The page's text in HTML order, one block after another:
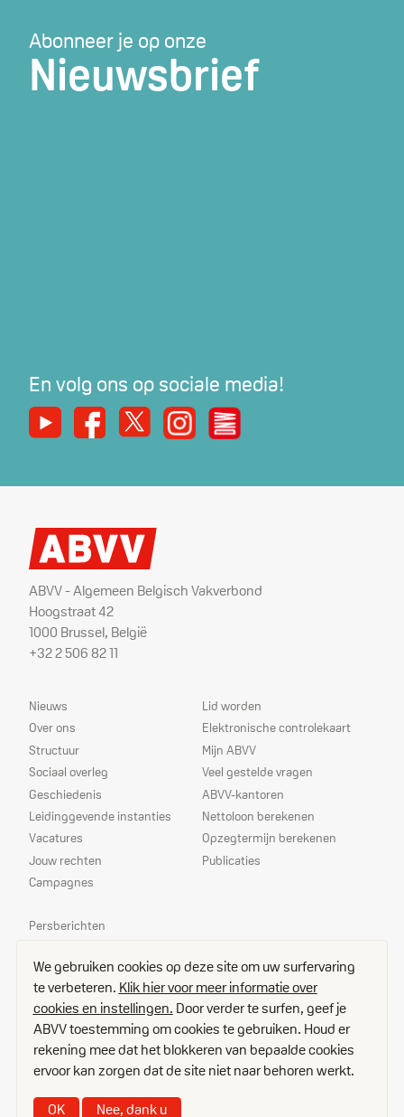
Abonneer je op onze
Nieuwsbrief
En volg ons op sociale media!
Youtube Facebook
X InstagramDe Nieuwe Werker
ABVV - Algemeen Belgisch Vakverbond
Hoogstraat 42
1000 Brussel, België
+32 2 506 82 11
Sitemap
Nieuws
Over ons
Structuur
Sociaal overleg
Geschiedenis
Leidinggevende instanties
Vacatures
Jouw rechten
Campagnes
Dienstverlening
Lid worden
Elektronische controlekaart
Mijn ABVV
Veel gestelde vragen
ABVV-kantoren
Nettoloon berekenen
Opzegtermijn berekenen
Publicaties
Prioriteiten
Persberichten
Delegees
Contact
Toegangsplan
Vacatures
Disclaimer
Cookies
Privacy
We gebruiken cookies op deze site om uw surfervaring
te verbeteren. Klik hier voor meer informatie over
cookies en instellingen. Door verder te surfen, geef je
ABVV toestemming om cookies te gebruiken. Houd er
rekening mee dat het blokkeren van bepaalde cookies
ervoor kan zorgen dat de site niet naar behoren werkt.
OK Nee, dank u